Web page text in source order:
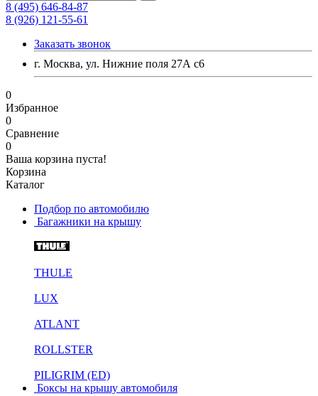
8 (495) 646-84-87
8 (926) 121-55-61
Заказать звонок
г. Москва, ул. Нижние поля 27А с6
0
Избранное
0
Сравнение
0
Ваша корзина пуста!
Корзина
Каталог
Подбор по автомобилю
Багажники на крышу
THULE
LUX
ATLANT
ROLLSTER
PILIGRIM (ED)
Боксы на крышу автомобиля